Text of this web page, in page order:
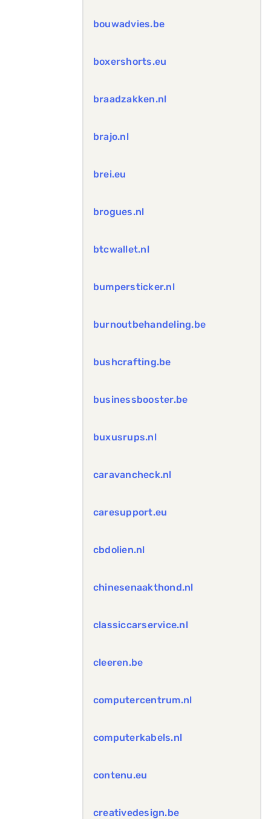
bouwadvies.be
boxershorts.eu
braadzakken.nl
brajo.nl
brei.eu
brogues.nl
btcwallet.nl
bumpersticker.nl
burnoutbehandeling.be
bushcrafting.be
businessbooster.be
buxusrups.nl
caravancheck.nl
caresupport.eu
cbdolien.nl
chinesenaakthond.nl
classiccarservice.nl
cleeren.be
computercentrum.nl
computerkabels.nl
contenu.eu
creativedesign.be